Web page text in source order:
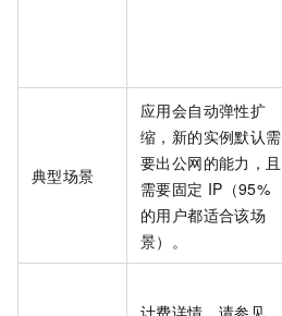
典型场景
应用会自动弹性扩
缩，新的实例默认需
要出公网的能力，且
需要固定 IP（95%
的用户都适合该场
景）。